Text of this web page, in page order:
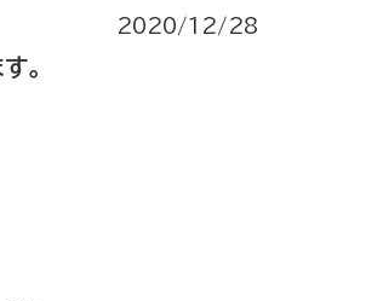
2020/12/28
。